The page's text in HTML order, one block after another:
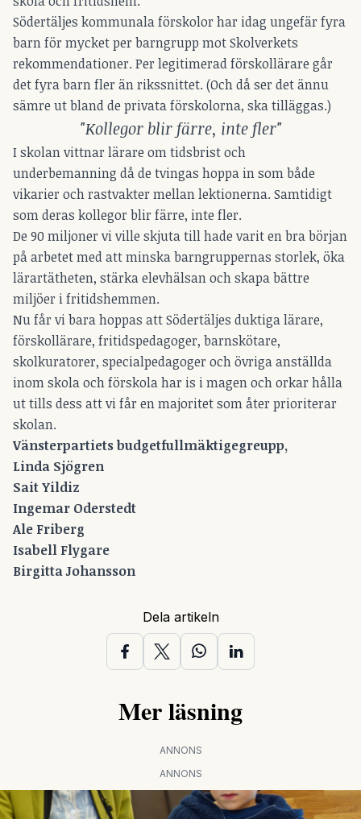
Södertäljes kommunala förskolor har idag ungefär fyra
barn för mycket per barngrupp mot Skolverkets
rekommendationer. Per legitimerad förskollärare går
det fyra barn fler än rikssnittet. (Och då ser det ännu
sämre ut bland de privata förskolorna, ska tilläggas.)
"Kollegor blir färre, inte fler"
I skolan vittnar lärare om tidsbrist och
underbemanning då de tvingas hoppa in som både
vikarier och rastvakter mellan lektionerna. Samtidigt
som deras kollegor blir färre, inte fler.
De 90 miljoner vi ville skjuta till hade varit en bra början
på arbetet med att minska barngruppernas storlek, öka
lärartätheten, stärka elevhälsan och skapa bättre
miljöer i fritidshemmen.
Nu får vi bara hoppas att Södertäljes duktiga lärare,
förskollärare, fritidspedagoger, barnskötare,
skolkuratorer, specialpedagoger och övriga anställda
inom skola och förskola har is i magen och orkar hålla
ut tills dess att vi får en majoritet som åter prioriterar
skolan.
Vänsterpartiets budgetfullmäktigegreupp,
Linda Sjögren
Sait Yildiz
Ingemar Oderstedt
Ale Friberg
Isabell Flygare
Birgitta Johansson
Dela artikeln
Mer läsning
ANNONS
ANNONS